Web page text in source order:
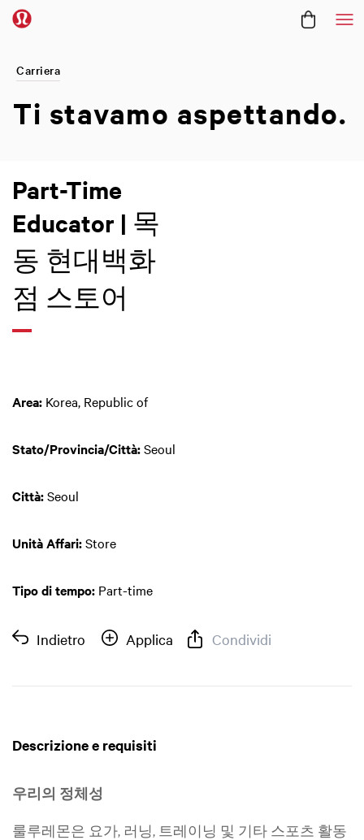
Carriera
Ti stavamo aspettando.
Part-Time
Educator | 목
동 현대백화
점 스토어
Area: Korea, Republic of
Stato/Provincia/Città:Seoul
Città:Seoul
Unità Affari:Store
Tipo di tempo: Part-time
Indietro Applica Condividi
Descrizione e requisiti
우리의 정체성
룰루레몬은 요가, 러닝, 트레이닝 및 기타 스포츠 활동